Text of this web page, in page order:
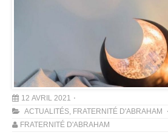
12 AVRIL 2021
ACTUALITÉS, FRATERNITÉ D'ABRAHAM
FRATERNITÉ D'ABRAHAM